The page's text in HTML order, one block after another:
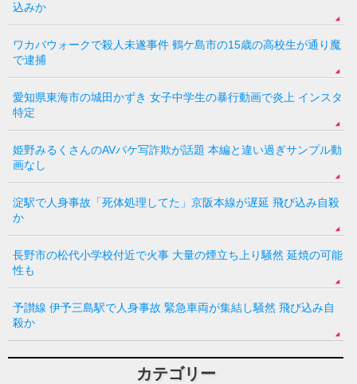
込みか
ワカバウォークで殺人未遂事件 鶴ケ島市の15歳の高校生が通り魔
で逮捕
愛知県東海市の城田かずき 女子中学生の暴行動画で炎上 インスタ
特定
姫野みるくさんのAVパケ写詐欺が話題 本編と違い過ぎサンプル動
画なし
淀駅で人身事故「死体処理してた」京阪本線が遅延 飛び込み自殺
か
長野市の松代小学校付近で火事 大量の煙立ち上り騒然 延焼の可能
性も
予讃線 伊予三島駅で人身事故 緊急車両が集結し騒然 飛び込み自
殺か
カテゴリー